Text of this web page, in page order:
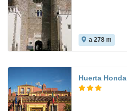
a 278 m
Huerta Honda